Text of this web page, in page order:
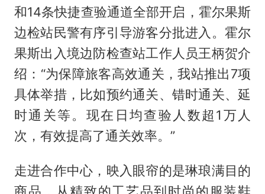
和14条快捷查验通道全部开启，霍尔果斯
边检站民警有序引导游客分批进入。霍尔
果斯出入境边防检查站工作人员王柄贺介
绍：“为保障旅客高效通关，我站推出7项
具体举措，比如预约通关、错时通关、延
时通关等。现在日均查验人数超1万人
次，有效提高了通关效率。”
走进合作中心，映入眼帘的是琳琅满目的